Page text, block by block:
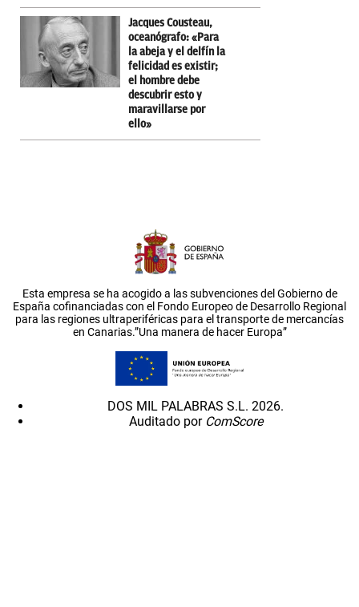
Jacques Cousteau,
oceanógrafo: «Para
la abeja y el delfín la
felicidad es existir;
el hombre debe
descubrir esto y
maravillarse por
ello»
Esta empresa se ha acogido a las subvenciones del Gobierno de
España cofinanciadas con el Fondo Europeo de Desarrollo Regional
para las regiones ultraperiféricas para el transporte de mercancías
en Canarias.”Una manera de hacer Europa”
DOS MIL PALABRAS S.L. 2026.
Auditado por ComScore